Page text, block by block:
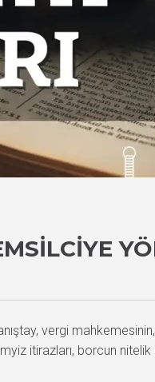
vergi
itirazları, borcun